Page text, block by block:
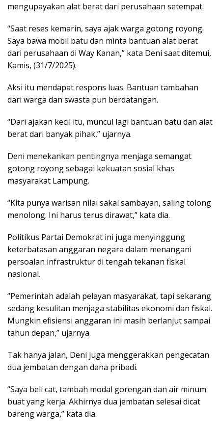
mengupayakan alat berat dari perusahaan setempat.
“Saat reses kemarin, saya ajak warga gotong royong.
Saya bawa mobil batu dan minta bantuan alat berat
dari perusahaan di Way Kanan,” kata Deni saat ditemui,
Kamis, (31/7/2025).
Aksi itu mendapat respons luas. Bantuan tambahan
dari warga dan swasta pun berdatangan.
“Dari ajakan kecil itu, muncul lagi bantuan batu dan alat
berat dari banyak pihak,” ujarnya.
Deni menekankan pentingnya menjaga semangat
gotong royong sebagai kekuatan sosial khas
masyarakat Lampung.
“Kita punya warisan nilai sakai sambayan, saling tolong
menolong. Ini harus terus dirawat,” kata dia.
Politikus Partai Demokrat ini juga menyinggung
keterbatasan anggaran negara dalam menangani
persoalan infrastruktur di tengah tekanan fiskal
nasional.
“Pemerintah adalah pelayan masyarakat, tapi sekarang
sedang kesulitan menjaga stabilitas ekonomi dan fiskal.
Mungkin efisiensi anggaran ini masih berlanjut sampai
tahun depan,” ujarnya.
Tak hanya jalan, Deni juga menggerakkan pengecatan
dua jembatan dengan dana pribadi.
“Saya beli cat, tambah modal gorengan dan air minum
buat yang kerja. Akhirnya dua jembatan selesai dicat
bareng warga,” kata dia.